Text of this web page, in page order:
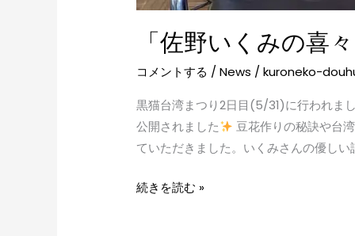
「佐野いくみの喜
コメントする /News /kuroneko-
黒猫台湾まつり2日目(5/31)に行われま
公開されました
豆花作りの秘訣や台
ていただきました。いくみさんの優しい
続きを読む »